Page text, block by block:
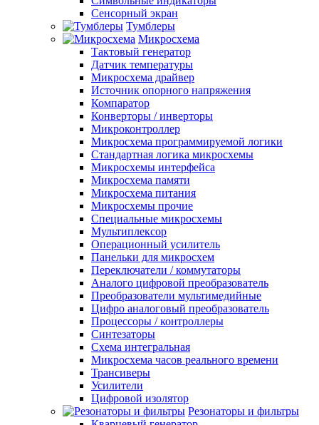
Сенсорный экран
Тумблеры
Микросхема
Тактовый генератор
Датчик температуры
Микросхема драйвер
Источник опорного напряжения
Компаратор
Конверторы / инверторы
Микроконтроллер
Микросхема программируемой логики
Стандартная логика микросхемы
Микросхемы интерфейса
Микросхема памяти
Микросхема питания
Микросхемы прочие
Специальные микросхемы
Мультиплексор
Операционный усилитель
Панельки для микросхем
Переключатели / коммутаторы
Аналого цифровой преобразователь
Преобразователи мультимедийные
Цифро аналоговый преобразователь
Процессоры / контроллеры
Синтезаторы
Схема интегральная
Микросхема часов реального времени
Трансиверы
Усилители
Цифровой изолятор
Резонаторы и фильтры